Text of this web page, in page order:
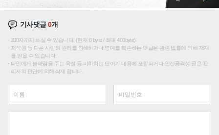
기사댓글0개
200자까지 쓰실 수 있습니다. (현재 0 byte / 최대 400byte)
저작권 등 다른 사람의 권리를 침해하거나 명예를 훼손하는 댓글은 관련 법률에 의해 제재
를 받을 수 있습니다.
타인에게 불쾌감을 주는 욕설 등 비하하는 단어가 내용에 포함되거나 인신공격성 글은 관
리자의 판단에 의해 삭제 합니다.